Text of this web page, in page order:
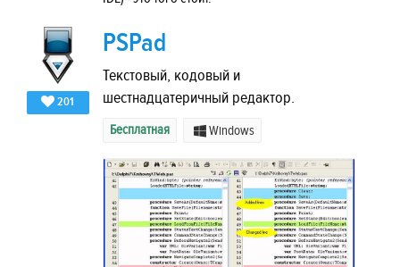
201
PSPad
Текстовый, кодовый и
шестнадцатеричный редактор.
Бесплатная Windows